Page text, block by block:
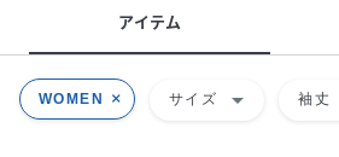
アイテム
WOMEN サイズ arrow_drop_down 袖丈